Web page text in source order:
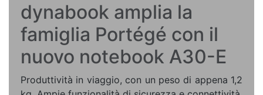
dynabook amplia la
famiglia Portégé con il
nuovo notebook A30-E
Produttività in viaggio, con un peso di appena 1,2